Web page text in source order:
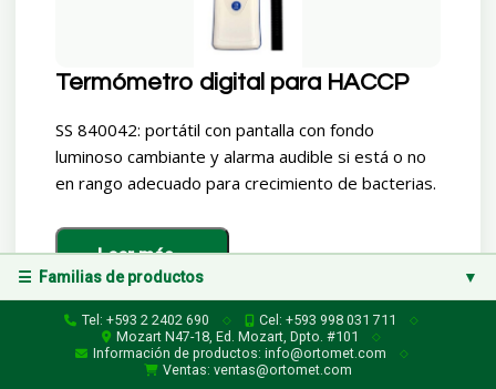
☰ Familias de productos ▼
Familias de productos
Instrumentos de Medición (Variables Físicas)
Termómetro digital para HACCP
SS 840042: portátil con pantalla con fondo
luminoso cambiante y alarma audible si está o no
en rango adecuado para crecimiento de bacterias.
Leer más...
Tel: +593 2 2402 690 ◇ Cel: +593 998 031 711 ◇
Mozart N47-18, Ed. Mozart, Dpto. #101 ◇
Información de productos: info@ortomet.com ◇
Ventas: ventas@ortomet.com